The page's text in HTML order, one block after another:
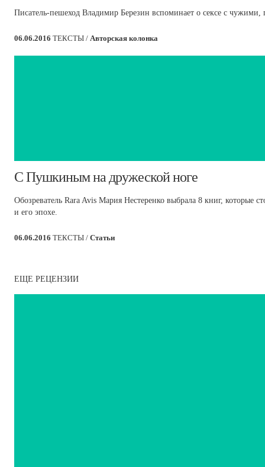
Писатель-пешеход Владимир Березин вспоминает о сексе с
06.06.2016 ТЕКСТЫ / Авторская колонка
​С Пушкиным на дружеской ноге
Обозреватель Rara Avis Мария Нестеренко выбрала 8 книг, которые
и его эпохе.
06.06.2016 ТЕКСТЫ / Статьи
ЕЩЕ РЕЦЕНЗИИ